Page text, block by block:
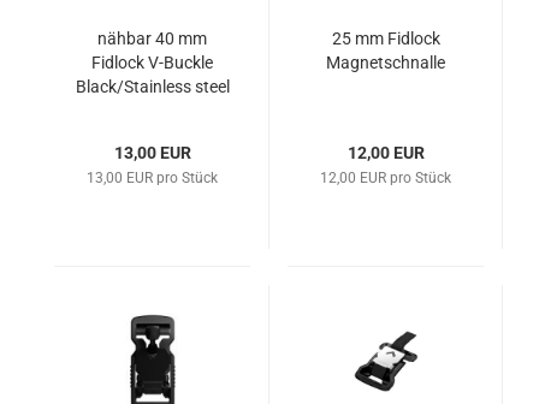
nähbar 40 mm
Fidlock V-Buckle
Black/Stainless steel
13,00 EUR
13,00 EUR pro Stück
25 mm Fidlock
Magnetschnalle
12,00 EUR
12,00 EUR pro Stück